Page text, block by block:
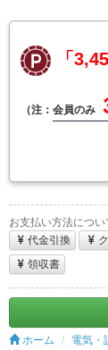
「
（注： 会員のみ
お支払い方法につい
代金引換
領収書
ホーム 電気・